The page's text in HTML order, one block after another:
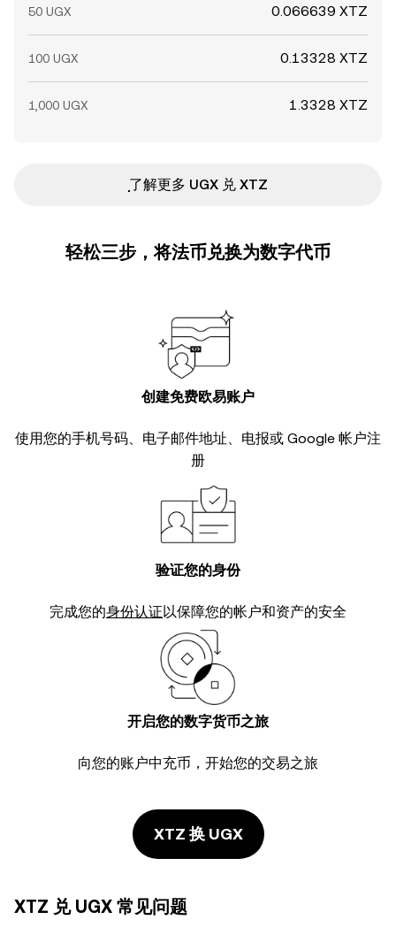
50 UGX 0.066639 XTZ
100 UGX 0.13328 XTZ
1,000 UGX 1.3328 XTZ
ִִִִִִִִִִִִִִִִִִִִִִִִִִִִִִִִִִִִִִִִִִִִִִִ了解更多 UGX 兑 XTZ
轻松三步，将法币兑换为数字代币
创建免费欧易账户
使用您的手机号码、电子邮件地址、电报或 Google 帐户注
册
验证您的身份
完成您的身份认证以保障您的帐户和资产的安全
开启您的数字货币之旅
向您的账户中充币，开始您的交易之旅
XTZ 换 UGX
XTZ 兑 UGX 常见问题